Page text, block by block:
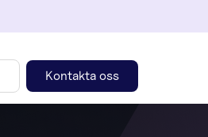
Kontakta oss